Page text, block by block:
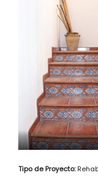
Tipo de Proyecto: